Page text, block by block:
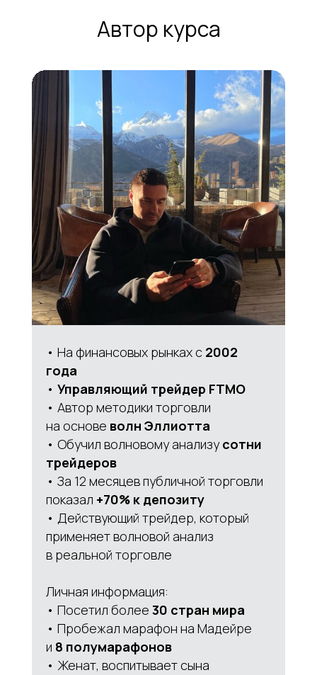
Автор курса
• На финансовых рынках с 2002
года
• Управляющий трейдер FTMO
• Автор методики торговли
на основе волн Эллиотта
• Обучил волновому анализусотни
трейдеров
• За 12 месяцев публичной торговли
показал +70% к депозиту
• Действующий трейдер, который
применяет волновой анализ
в реальной торговле
Личная информация:
• Посетил более 30 стран мира
• Пробежал марафон на Мадейре
и 8 полумарафонов
• Женат, воспитывает сына